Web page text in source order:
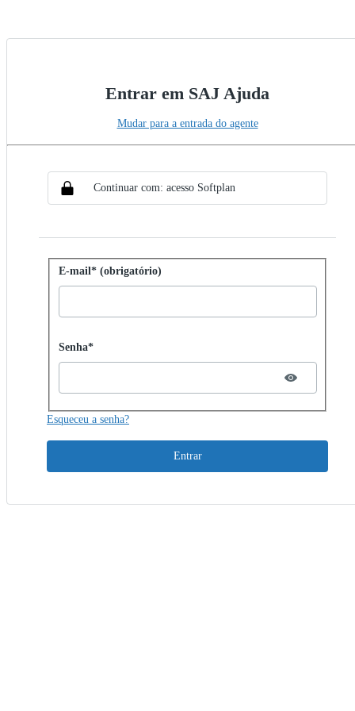
Entrar em SAJ Ajuda
Mudar para a entrada do agente
Entrar com SSO
Continuar com: acesso Softplan
Entrar com senha
E-mail* (obrigatório)
Password hidden
Senha*
Esqueceu a senha?
Entrar